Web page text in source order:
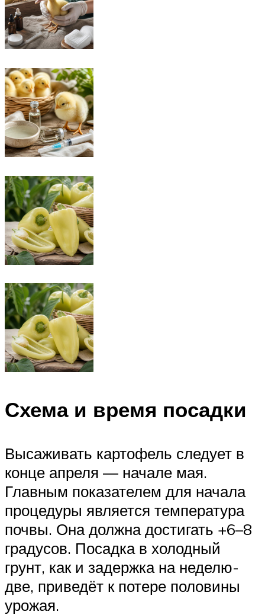
Схема и время посадки
Высаживать картофель следует в
конце апреля — начале мая.
Главным показателем для начала
процедуры является температура
почвы. Она должна достигать +6–8
градусов. Посадка в холодный
грунт, как и задержка на неделю-
две, приведёт к потере половины
урожая.